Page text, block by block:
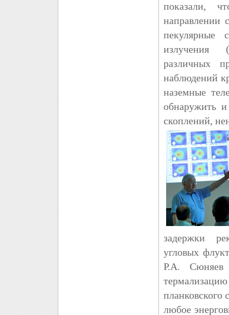
показали,
направлении
пекулярные
излучения
различных
наблюдений
наземные
обнаружить и
скоплений,
задержки
угловых
Р.А. Сюняев
планковского
любое